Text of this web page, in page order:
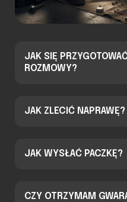
JAK SIĘ
ROZMOWY?
JAK ZLECIĆ NAPRAWĘ?
JAK WYSŁAĆ PACZKĘ?
CZY OTRZYMAM